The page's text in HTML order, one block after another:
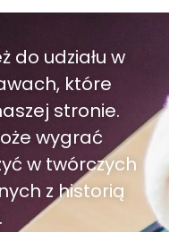
do udziału w
które
stronie.
wygrać
w twórczych
z historią